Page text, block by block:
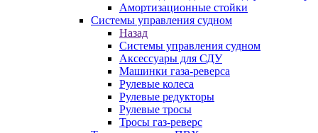
Амортизационные стойки
Системы управления судном
Назад
Системы управления судном
Аксессуары для СДУ
Машинки газа-реверса
Рулевые колеса
Рулевые редукторы
Рулевые тросы
Тросы газ-реверс